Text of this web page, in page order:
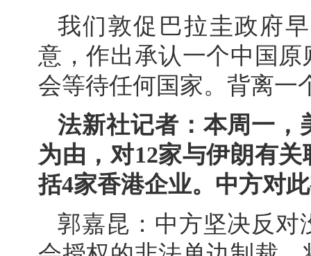
我们敦促巴拉圭政府
意，作出承认一个中国
会等待任何国家。背离一
法新社记者：本周一，
为由，对12家与伊朗有
括4家香港企业。中方对
郭嘉昆：中方坚决反对